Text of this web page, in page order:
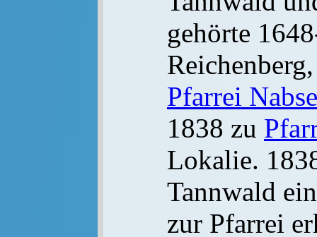
gehörte
Pfarrei
1838 zu
Lokalie.
Tannwald
zur Pfarrei